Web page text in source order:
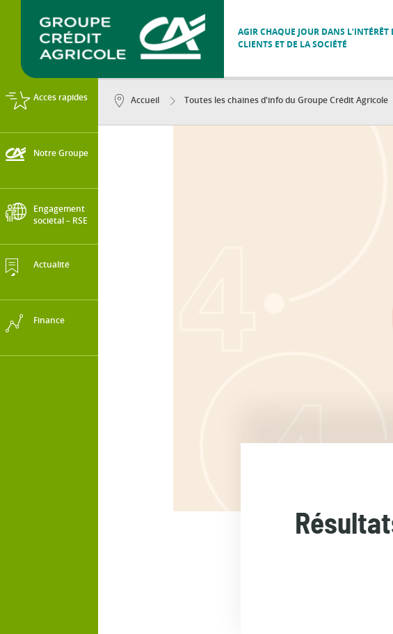
AGIR CHAQUE JOUR DANS L’INTÉRÊT
CLIENTS ET DE LA SOCIÉTÉ
Accès rapides
Notre Groupe
Engagement
sociétal – RSE
Actualité
Finance
Accueil Toutes les chaines d'info du Groupe Crédit Agricole